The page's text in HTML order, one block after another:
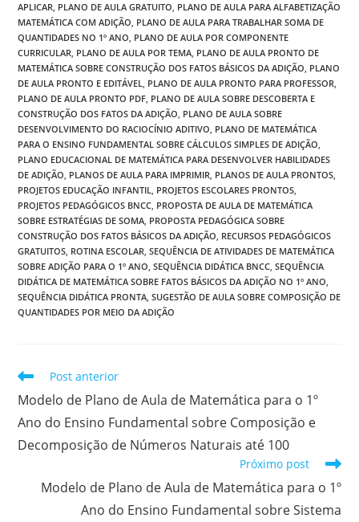
APLICAR, PLANO DE AULA GRATUITO, PLANO DE AULA PARA ALFABETIZAÇÃO
MATEMÁTICA COM ADIÇÃO, PLANO DE AULA PARA TRABALHAR SOMA DE
QUANTIDADES NO 1º ANO, PLANO DE AULA POR COMPONENTE
CURRICULAR, PLANO DE AULA POR TEMA, PLANO DE AULA PRONTO DE
MATEMÁTICA SOBRE CONSTRUÇÃO DOS FATOS BÁSICOS DA ADIÇÃO, PLANO
DE AULA PRONTO E EDITÁVEL, PLANO DE AULA PRONTO PARA PROFESSOR,
PLANO DE AULA PRONTO PDF, PLANO DE AULA SOBRE DESCOBERTA E
CONSTRUÇÃO DOS FATOS DA ADIÇÃO, PLANO DE AULA SOBRE
DESENVOLVIMENTO DO RACIOCÍNIO ADITIVO, PLANO DE MATEMÁTICA
PARA O ENSINO FUNDAMENTAL SOBRE CÁLCULOS SIMPLES DE ADIÇÃO,
PLANO EDUCACIONAL DE MATEMÁTICA PARA DESENVOLVER HABILIDADES
DE ADIÇÃO, PLANOS DE AULA PARA IMPRIMIR, PLANOS DE AULA PRONTOS,
PROJETOS EDUCAÇÃO INFANTIL, PROJETOS ESCOLARES PRONTOS,
PROJETOS PEDAGÓGICOS BNCC, PROPOSTA DE AULA DE MATEMÁTICA
SOBRE ESTRATÉGIAS DE SOMA, PROPOSTA PEDAGÓGICA SOBRE
CONSTRUÇÃO DOS FATOS BÁSICOS DA ADIÇÃO, RECURSOS PEDAGÓGICOS
GRATUITOS, ROTINA ESCOLAR, SEQUÊNCIA DE ATIVIDADES DE MATEMÁTICA
SOBRE ADIÇÃO PARA O 1º ANO, SEQUÊNCIA DIDÁTICA BNCC, SEQUÊNCIA
DIDÁTICA DE MATEMÁTICA SOBRE FATOS BÁSICOS DA ADIÇÃO NO 1º ANO,
SEQUÊNCIA DIDÁTICA PRONTA, SUGESTÃO DE AULA SOBRE COMPOSIÇÃO DE
QUANTIDADES POR MEIO DA ADIÇÃO
Leia
mais
artigos
Post anterior
Modelo de Plano de Aula de Matemática para o 1º
Ano do Ensino Fundamental sobre Composição e
Decomposição de Números Naturais até 100
Próximo post
Modelo de Plano de Aula de Matemática para o 1º
Ano do Ensino Fundamental sobre Sistema